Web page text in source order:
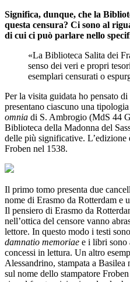
Significa, dunque, che la
questa censura? Ci sono al
di cui ci può parlare nello
«La Biblioteca Salita dei
senso dei veri e propri
esemplari censurati o
Per la visita guidata ho pensato
presentano ciascuno una
omnia di S. Ambrogio (MdS 44
Biblioteca della Madonna del
delle più significative. L’edizione
Froben nel 1538.
Il primo tomo presenta due
nome di Erasmo da Rotterdam e
Il pensiero di Erasmo da
nell’ottica del censore vanno
lettore. In questo modo i testi
damnatio memoriae e i libri sono
concessi in lettura. Un altro
Alessandrino, stampata a
sul nome dello stampatore